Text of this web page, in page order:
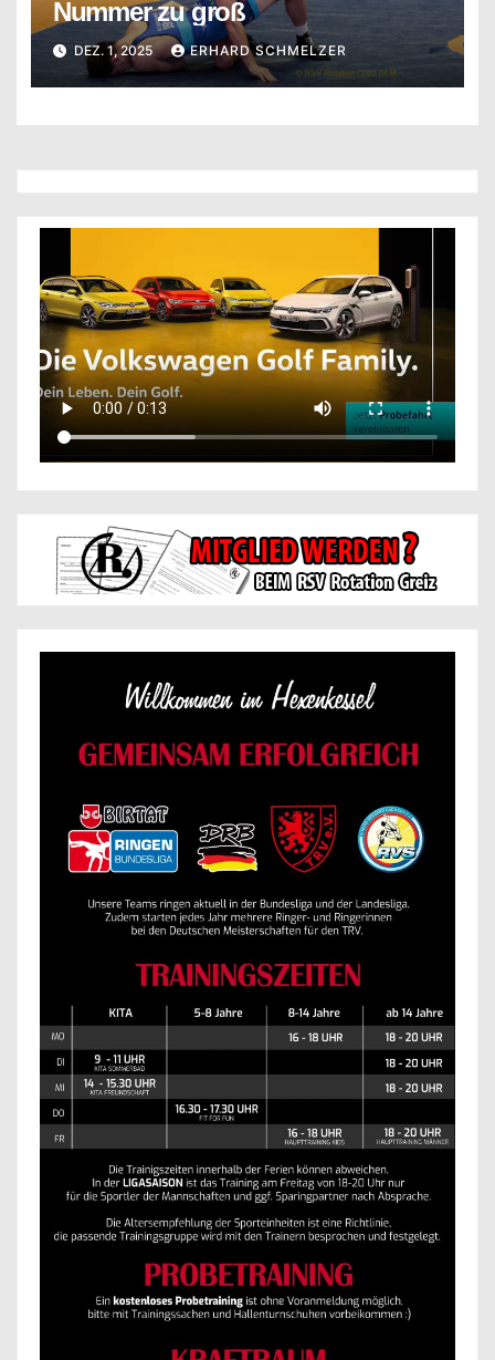
Nummer zu groß
DEZ. 1, 2025 ERHARD SCHMELZER